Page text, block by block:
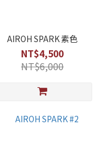
AIROH SPARK 素色
NT$4,500
NT$6,000